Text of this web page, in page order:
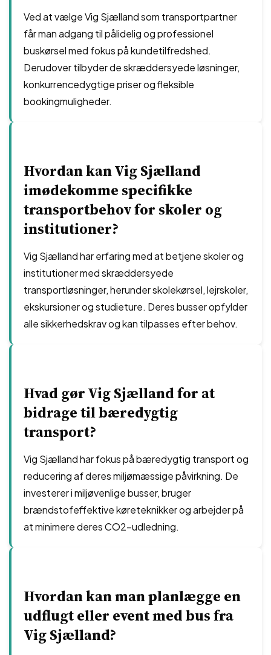
Ved at vælge Vig Sjælland som transportpartner
får man adgang til pålidelig og professionel
buskørsel med fokus på kundetilfredshed.
Derudover tilbyder de skræddersyede løsninger,
konkurrencedygtige priser og fleksible
bookingmuligheder.
Hvordan kan Vig Sjælland
imødekomme specifikke
transportbehov for skoler og
institutioner?
Vig Sjælland har erfaring med at betjene skoler og
institutioner med skræddersyede
transportløsninger, herunder skolekørsel, lejrskoler,
ekskursioner og studieture. Deres busser opfylder
alle sikkerhedskrav og kan tilpasses efter behov.
Hvad gør Vig Sjælland for at
bidrage til bæredygtig
transport?
Vig Sjælland har fokus på bæredygtig transport og
reducering af deres miljømæssige påvirkning. De
investerer i miljøvenlige busser, bruger
brændstofeffektive køreteknikker og arbejder på
at minimere deres CO2-udledning.
Hvordan kan man planlægge en
udflugt eller event med bus fra
Vig Sjælland?